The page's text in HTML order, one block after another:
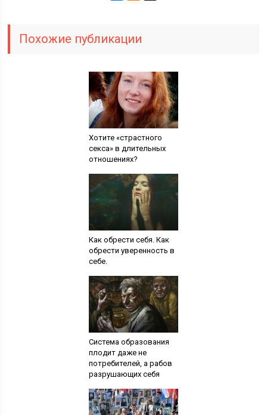
Похожие публикации
Хотите «страстного
секса» в длительных
отношениях?
Как обрести себя. Как
обрести уверенность в
себе.
Система образования
плодит даже не
потребителей, а рабов
разрушающих себя